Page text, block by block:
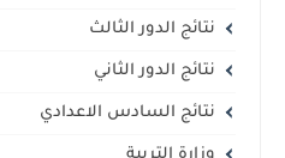
نتائج الدور الثالث
نتائج الدور الثاني
نتائج السادس الاعدادي